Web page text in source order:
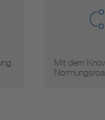
Mit dem Know-How unserer
Normungsroadmaps ans …